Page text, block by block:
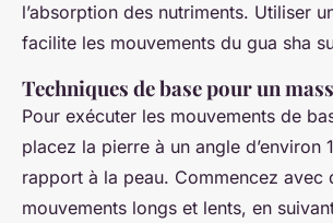
l’absorption des nutriments. Utiliser
facilite les mouvements du gua sha
Techniques de base pour un
Pour exécuter les mouvements de
placez la pierre à un angle d’environ
rapport à la peau. Commencez avec
mouvements longs et lents, en